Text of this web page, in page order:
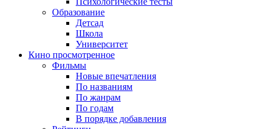
Образование
Детсад
Школа
Университет
Кино просмотренное
Фильмы
Новые впечатления
По названиям
По жанрам
По годам
В порядке добавления